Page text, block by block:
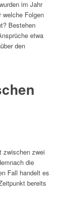
im Jahr
welche Folgen
Bestehen
etwa
den
zwischen zwei
die
Fall handelt es
bereits